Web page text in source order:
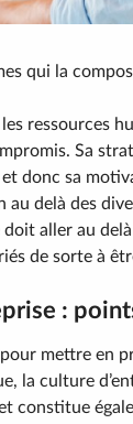
qui la
ressources
Sa
donc sa
delà des
aller au
de sorte à
:
mettre en
la culture
constitue